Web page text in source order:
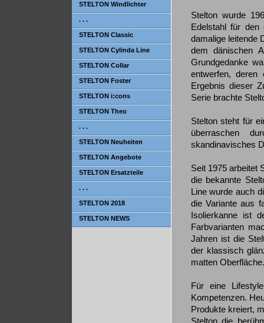
STELTON Windlichter
. . .
STELTON Classic
STELTON Cylinda Line
STELTON Collar
STELTON Foster
STELTON i:cons
STELTON Theo
. . .
STELTON Neuheiten
STELTON Angebote
STELTON Ersatzteile
. . .
STELTON 2018
STELTON NEWS
Stelton wurde
Edelstahl für den
damalige leitende
dem dänischen
Grundgedanke
entwerfen, deren
Ergebnis dieser
Serie brachte
Stelton steht für
überraschen
skandinavisches
Seit 1975 arbeitet
die bekannte
Line wurde auch
die Variante aus
Isolierkanne ist
Farbvarianten
Jahren ist die
der klassisch
matten Oberfläche.
Für eine
Kompetenzen.
Produkte kreiert,
Stelton die